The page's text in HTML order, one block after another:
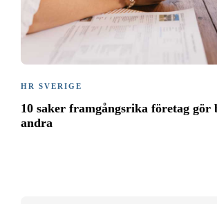
HR SVERIGE
10 saker framgångsrika företag gör
andra